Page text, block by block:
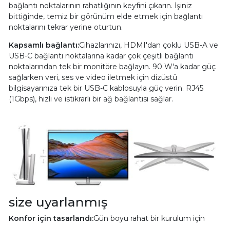
bağlantı noktalarının rahatlığının keyfini çıkarın. İşiniz
bittiğinde, temiz bir görünüm elde etmek için bağlantı
noktalarını tekrar yerine oturtun.
Kapsamlı bağlantı:Cihazlarınızı, HDMI'dan çoklu USB-A ve
USB-C bağlantı noktalarına kadar çok çeşitli bağlantı
noktalarından tek bir monitöre bağlayın. 90 W'a kadar güç
sağlarken veri, ses ve video iletmek için dizüstü
bilgisayarınıza tek bir USB-C kablosuyla güç verin. RJ45
(1Gbps), hızlı ve istikrarlı bir ağ bağlantısı sağlar.
size uyarlanmış
Konfor için tasarlandı:Gün boyu rahat bir kurulum için